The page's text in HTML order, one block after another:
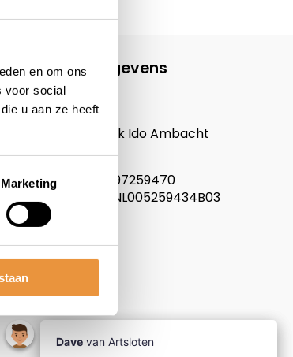
en om ons
voor social
u aan ze heeft
Marketing
Contactgegevens
ARTsloten.nl
Noordeinde 114
3341LW, Hendrik Ido Ambacht
Nederland
KVK nummer: 97259470
Btw nummer: NL005259434B03